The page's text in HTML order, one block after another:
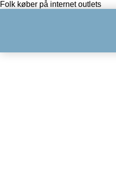
Folk køber på internet outlets